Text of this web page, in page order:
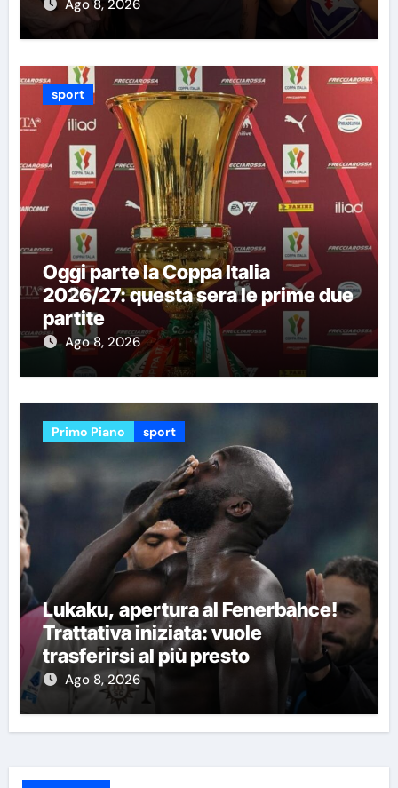
Ago 8, 2026
sport
Oggi parte la Coppa Italia
2026/27: questa sera le prime due
partite
Ago 8, 2026
Primo Piano sport
Lukaku, apertura al Fenerbahce!
Trattativa iniziata: vuole
trasferirsi al più presto
Ago 8, 2026